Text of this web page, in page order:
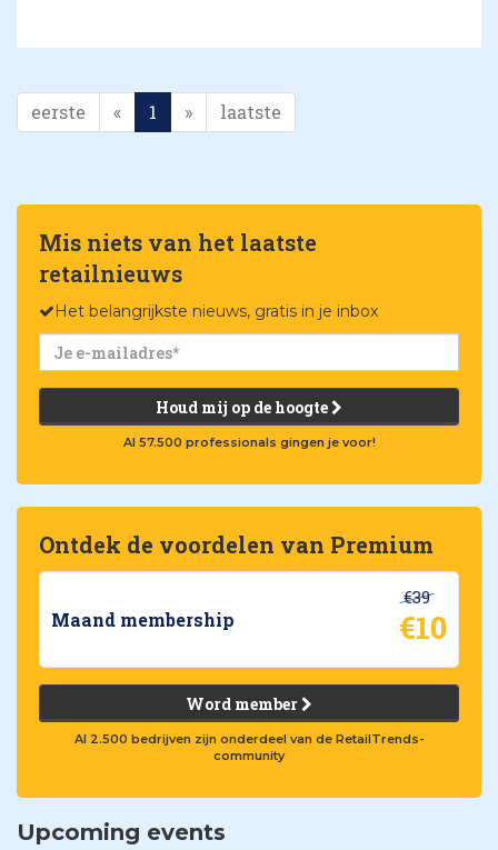
eerste « 1 » laatste
Mis niets van het laatste
retailnieuws
Het belangrijkste nieuws, gratis in je inbox
Houd mij op de hoogte
Al 57.500 professionals gingen je voor!
Ontdek de voordelen van Premium
Maand membership
€39
€10
Word member
Al 2.500 bedrijven zijn onderdeel van de RetailTrends-
community
Upcoming events